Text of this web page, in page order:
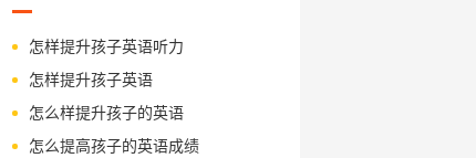
怎样提升孩子英语听力
怎样提升孩子英语
怎么样提升孩子的英语
怎么提高孩子的英语成绩